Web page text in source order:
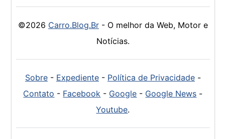
©2026 Carro.Blog.Br- O melhor da Web, Motor e
Notícias.
Sobre- Expediente- Política de Privacidade-
Contato - Facebook - Google - Google News -
Youtube.